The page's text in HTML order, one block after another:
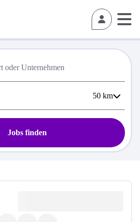
50 km
Jobs finden